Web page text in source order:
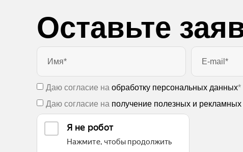
Оставьте
Даю согласие на обработку персональных данных*
Даю согласие на получение полезных и